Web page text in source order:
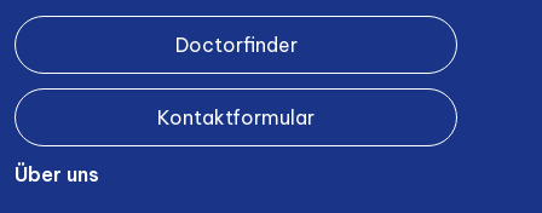
Doctorfinder
Kontaktformular
Über uns